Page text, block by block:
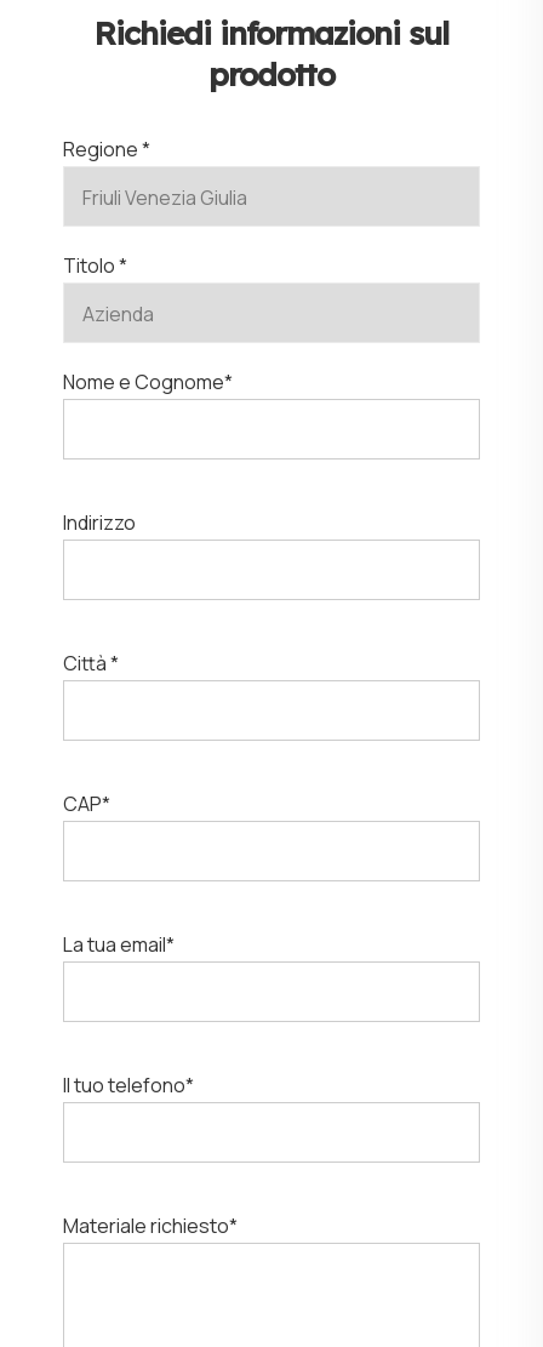
Richiedi informazioni sul
prodotto
Regione *
Titolo *
Nome e Cognome*
Indirizzo
Città *
CAP*
La tua email*
Il tuo telefono*
Materiale richiesto*